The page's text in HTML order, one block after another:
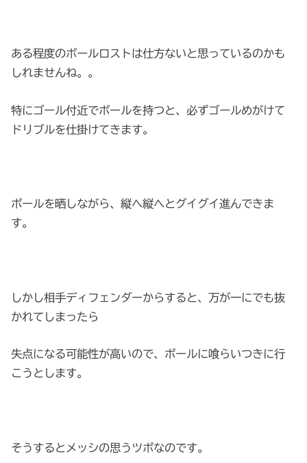
ある程度のボールロストは仕方ないと思っているのかも
しれませんね。。
特にゴール付近でボールを持つと、必ずゴールめがけて
ドリブルを仕掛けてきます。
ボールを晒しながら、縦へ縦へとグイグイ進んできま
す。
しかし相手ディフェンダーからすると、万が一にでも抜
かれてしまったら
失点になる可能性が高いので、ボールに喰らいつきに行
こうとします。
そうするとメッシの思うツボなのです。